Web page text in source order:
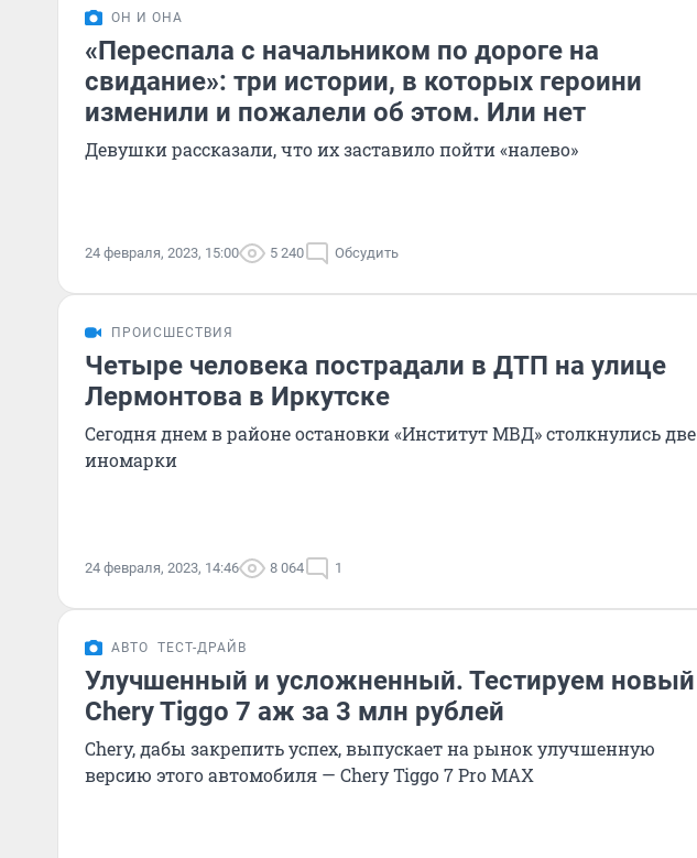
ОН И ОНА
«Переспала с начальником по дороге на
свидание»: три истории, в которых героини
изменили и пожалели об этом. Или нет
Девушки рассказали, что их заставило пойти «налево»
24 февраля, 2023, 15:00 5 240 Обсудить
ПРОИСШЕСТВИЯ
Четыре человека пострадали в ДТП на улице
Лермонтова в Иркутске
Сегодня днем в районе остановки «Институт МВД» столкнулись две
иномарки
24 февраля, 2023, 14:46 8 064 1
АВТО ТЕСТ-ДРАЙВ
Улучшенный и усложненный. Тестируем новый
Chery Tiggo 7 аж за 3 млн рублей
Chery, дабы закрепить успех, выпускает на рынок улучшенную
версию этого автомобиля — Chery Tiggo 7 Pro MAX